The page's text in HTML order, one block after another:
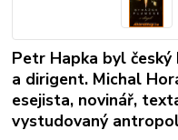
Petr Hapka byl
a dirigent. Michal
esejista, novinář,
vystudovaný